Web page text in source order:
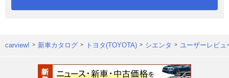
carview! 新車カタログ トヨタ(TOYOTA) シエンタ ユーザーレビュ